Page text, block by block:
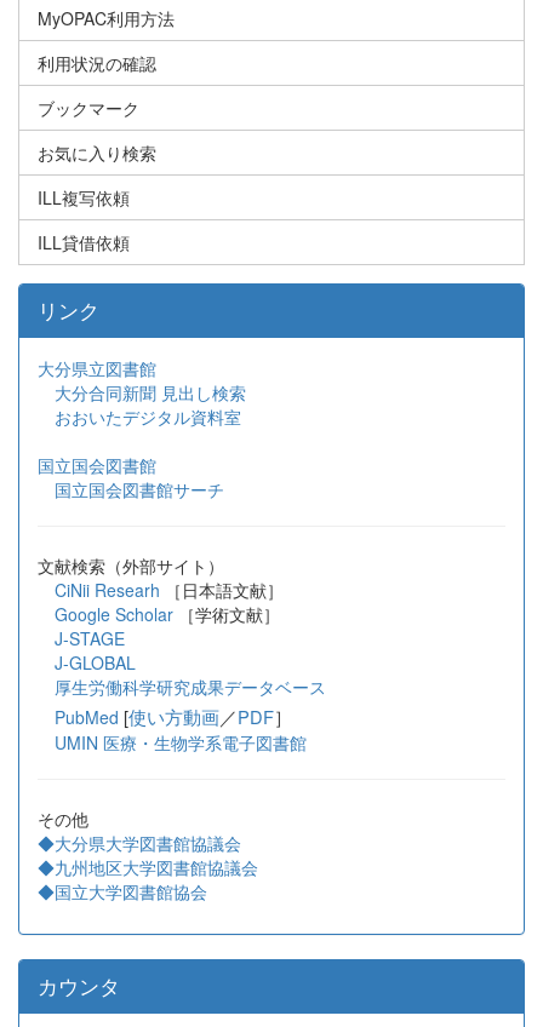
MyOPAC利用方法
利用状況の確認
ブックマーク
お気に入り検索
ILL複写依頼
ILL貸借依頼
リンク
大分県立図書館
大分合同新聞 見出し検索
おおいたデジタル資料室
国立国会図書館
国立国会図書館サーチ
文献検索（外部サイト）
CiNii Researh ［日本語文献］
Google Scholar
［学術文献］
J-STAGE
J-GLOBAL
厚生労働科学研究成果データベース
PubMed [使い方動画／PDF］
UMIN 医療・生物学系電子図書館
その他
◆大分県大学図書館協議会
◆九州地区大学図書館協議会
◆国立大学図書館協会
カウンタ